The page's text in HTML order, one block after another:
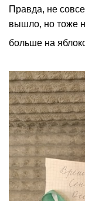
Правда, не
вышло, но тоже
больше на